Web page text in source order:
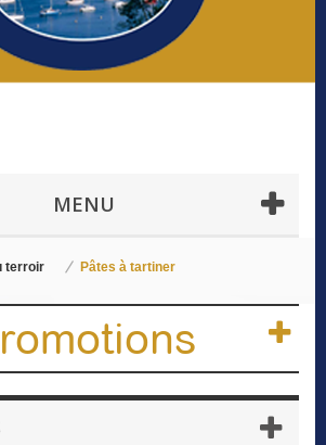
MENU
terroir Pâtes à tartiner